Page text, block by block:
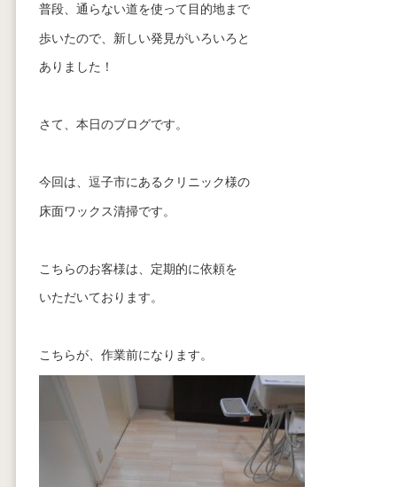
普段、通らない道を使って目的地まで
歩いたので、新しい発見がいろいろと
ありました！
さて、本日のブログです。
今回は、逗子市にあるクリニック様の
床面ワックス清掃です。
こちらのお客様は、定期的に依頼を
いただいております。
こちらが、作業前になります。